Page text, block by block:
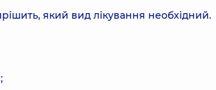
який вид лікування необхідний.